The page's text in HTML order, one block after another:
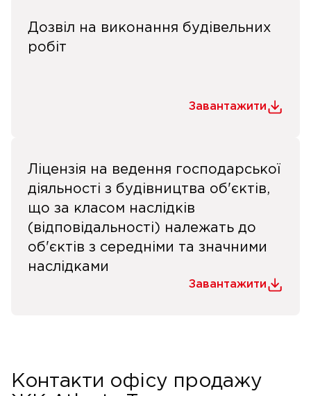
Дозвіл на виконання будівельних
робіт
Завантажити
Ліцензія на ведення господарської
діяльності з будівництва об'єктів,
що за класом наслідків
(відповідальності) належать до
об'єктів з середніми та значними
наслідками
Завантажити
Контакти офісу продажу